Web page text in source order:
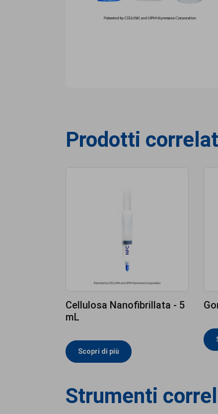
Prodotti
Cellulosa Nanofibrillata - 5
mL
Scopri di più
Strumenti